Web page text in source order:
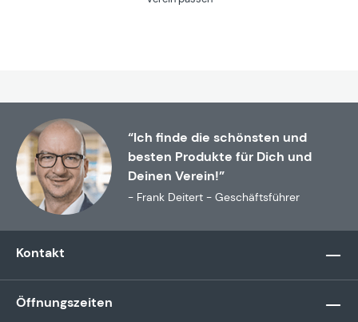
“Ich finde die schönsten und
besten Produkte für Dich und
Deinen Verein!”
- Frank Deitert - Geschäftsführer
Kontakt
Öffnungszeiten